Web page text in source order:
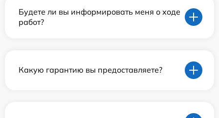
Будете ли вы информировать меня о ходе
работ?
Какую гарантию вы предоставляете?